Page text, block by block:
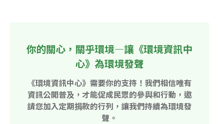
你的關心，關乎環境—讓《環境資訊中
心》為環境發聲
《環境資訊中心》需要你的支持！我們相信唯有
資訊公開普及，才能促成民眾的參與和行動，邀
請您加入定期捐款的行列，讓我們持續為環境發
聲。